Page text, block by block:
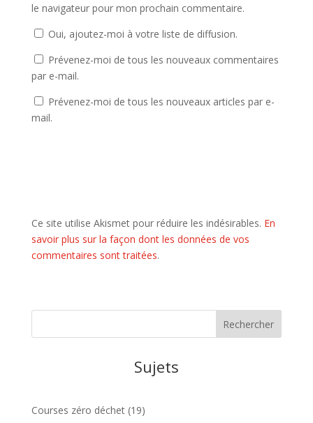
le navigateur pour mon prochain commentaire.
Oui, ajoutez-moi à votre liste de diffusion.
Prévenez-moi de tous les nouveaux commentaires
par e-mail.
Prévenez-moi de tous les nouveaux articles par e-
mail.
Ce site utilise Akismet pour réduire les indésirables. En
savoir plus sur la façon dont les données de vos
commentaires sont traitées.
Sujets
Courses zéro déchet(19)